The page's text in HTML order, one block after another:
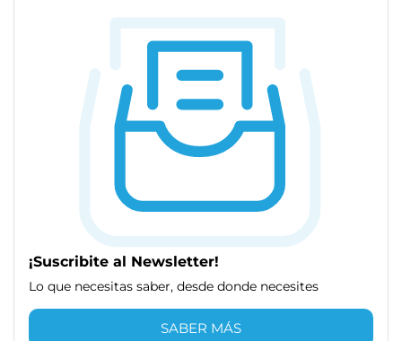
¡Suscribite al Newsletter!
Lo que necesitas saber, desde donde necesites
SABER MÁS